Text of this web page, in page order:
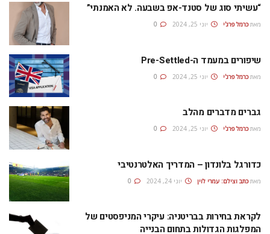
“עשיתי סוג של סטנד-אפ בשבעה. לא האמנתי”
מאת כרמל פרג'י יוני 25, 2024
שיפורים במעמד ה-Pre-Settled
מאת כרמל פרג'י יוני 25, 2024
גברים מדברים מהלב
מאת כרמל פרג'י יוני 25, 2024
כדורגל בלונדון – המדריך האלטרנטיבי
מאת כתב וצילם: עמרי לוין יוני 24, 2024
לקראת בחירות בבריטניה: עיקרי המניפסטים של
המפלגות הגדולות בתחום הבנייה